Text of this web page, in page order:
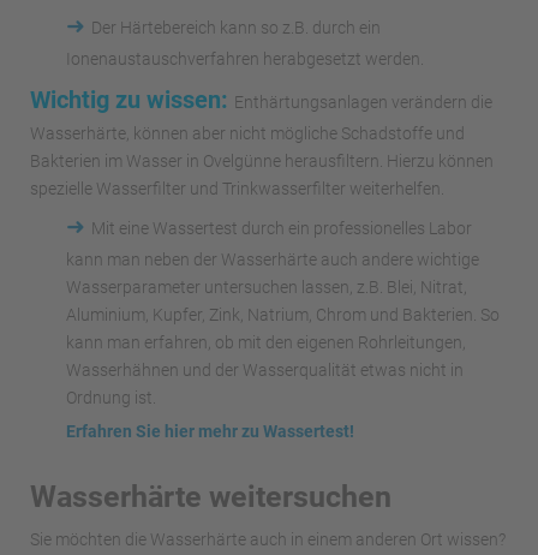
➜ Der Härtebereich kann so z.B. durch ein
Ionenaustauschverfahren herabgesetzt werden.
Wichtig zu wissen: Enthärtungsanlagen verändern die
Wasserhärte, können aber nicht mögliche Schadstoffe und
Bakterien im Wasser in Ovelgünne herausfiltern. Hierzu können
spezielle Wasserfilter und Trinkwasserfilter weiterhelfen.
➜ Mit eine Wassertest durch ein professionelles Labor
kann man neben der Wasserhärte auch andere wichtige
Wasserparameter untersuchen lassen, z.B. Blei, Nitrat,
Aluminium, Kupfer, Zink, Natrium, Chrom und Bakterien. So
kann man erfahren, ob mit den eigenen Rohrleitungen,
Wasserhähnen und der Wasserqualität etwas nicht in
Ordnung ist.
Erfahren Sie hier mehr zu Wassertest!
Wasserhärte weitersuchen
Sie möchten die Wasserhärte auch in einem anderen Ort wissen?